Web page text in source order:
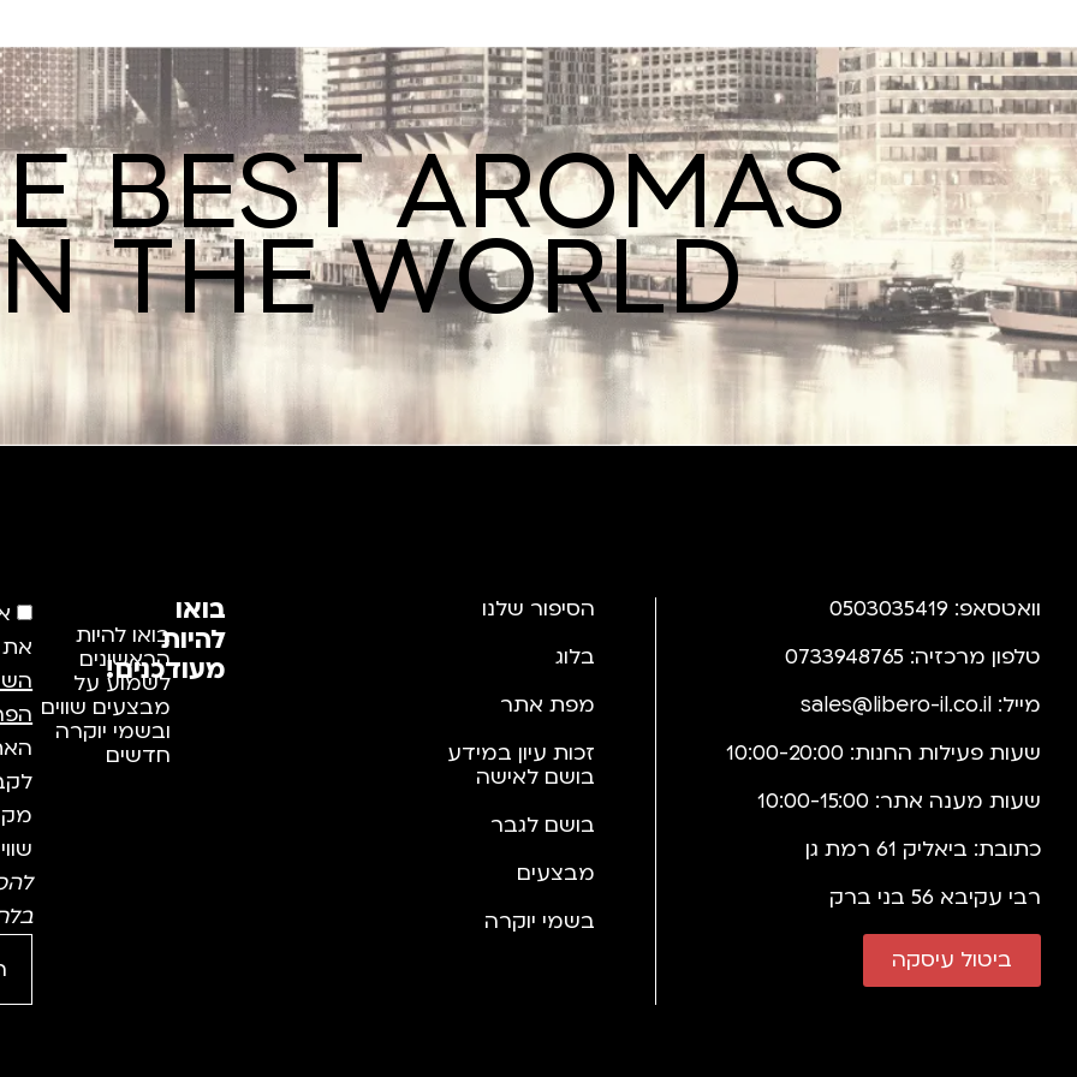
BEST AROMAS
THE WORLD
וואטסאפ: 0503035419
טלפון מרכזיה: 0733948765
מייל: sales@libero-il.co.il
שעות פעילות החנות: 10:00-20:00
שעות מענה אתר: 10:00-15:00
כתובת: ביאליק 61 רמת גן
רבי עקיבא 56 בני ברק
ביטול עיסקה
הסיפור שלנו
בלוג
מפת אתר
זכות עיון במידע
בושם לאישה
בושם לגבר
מבצעים
בשמי יוקרה
בואו
להיות
מעודכנים!
בואו להיות
הראשונים
לשמוע על
מבצעים שווים
ובשמי יוקרה
חדשים